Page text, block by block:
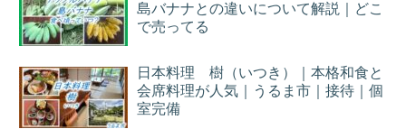
島バナナとの違いについて解説｜どこ
で売ってる
日本料理 樹（いつき）｜本格和食と
会席料理が人気｜うるま市｜接待｜個
室完備